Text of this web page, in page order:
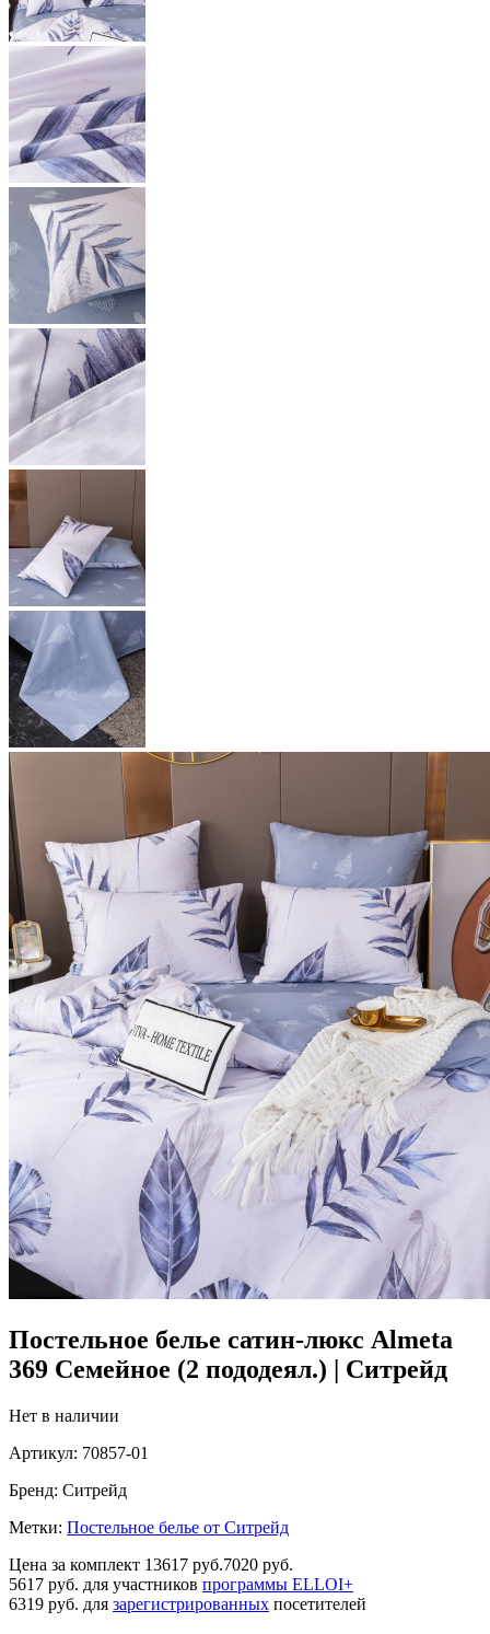
Постельное белье сатин-люкс Almeta
369 Семейное (2 пододеял.) | Ситрейд
Нет в наличии
Артикул: 70857-01
Бренд: Ситрейд
Метки: Постельное белье от Ситрейд
Цена за комплект 13617 руб.7020 руб.
5617 руб. для участников программы ELLOI+
6319 руб. для зарегистрированных посетителей